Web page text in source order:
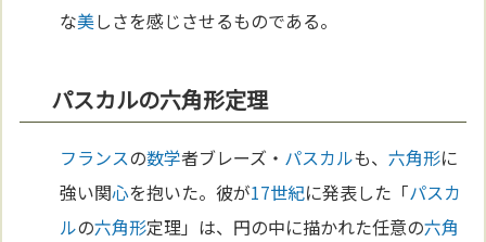
な美しさを感じさせるものである。
パスカルの六角形定理
フランスの数学者ブレーズ・ パスカルも、六角形に
強い関心を抱いた。彼が17世紀に発表した「パスカ
ルの六角形定理」は、円の中に描かれた任意の六角